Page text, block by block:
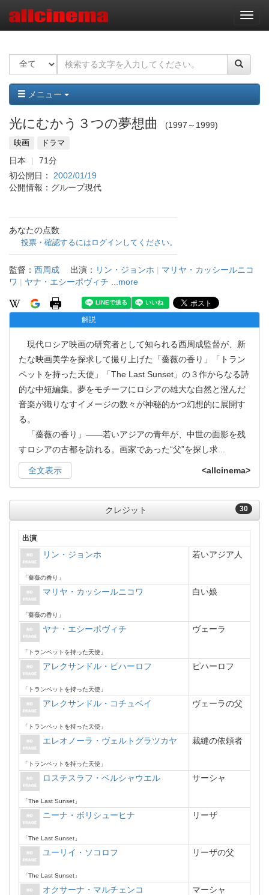
ナ
ビ
ー
ョ
ン
メニュー
光にむかう３つの夢想曲 1997～1999
映画 ドラマ
日本
71分
初公開日： 2002/01/19
公開情報：グループ現代
あなたの点数
投票・確認するにはログインしてください。
監督： 西周成 出演： リン・ジョンホ | マリヤ・カッシールニコ
ワ | ヤナ・エシーポヴィチ ...more
解説
現代ロシア映画の研究者として知られる西周成監督が、新
たな映画美学を探求して撮り上げた「薔薇の香り」「トラン
ペットを持った天使」「The Last Sunset」の３作からなる詩
的な中短編集。夢をモチーフにロシアの雄大な自然と澄んだ
音楽が織りなすイメージの数々が神秘的かつ幻想的に展開す
る。
「薔薇の香り」――若いアジアの青年が、中世の面影を残
すロシアの古都を訪れる。画家であった“父”を探し求
全文表示 <allcinema>
30
クレジット
出演
リン・ジョンホ
「薔薇の香り」
若いアジア人
マリヤ・カッシールニコワ
「薔薇の香り」
白い娘
ヤナ・エシーポヴィチ
「トランペットを持った天使」
ヴェーラ
アレクサンドル・ピハーロフ
「トランペットを持った天使」
ピハーロフ
アレクサンドル・コチュベイ
「トランペットを持った天使」
ヴェーラの父
エレオノーラ・ヴェルトグラツカヤ
「トランペットを持った天使」
裁縫の依頼者
ロスチスラフ・ベルシャウエル
「The Last Sunset」
サーシャ
ニーナ・ボリシューヒナ
「The Last Sunset」
リーザ
ユーリイ・ソコロフ
「The Last Sunset」
リーザの父
オクサーナ・マルチェンコ マーシャ